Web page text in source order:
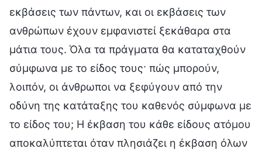
εκβάσεις των πάντων, και οι εκβάσεις των
ανθρώπων έχουν εμφανιστεί ξεκάθαρα στα
μάτια τους. Όλα τα πράγματα θα καταταχθούν
σύμφωνα με το είδος τους· πώς μπορούν,
λοιπόν, οι άνθρωποι να ξεφύγουν από την
οδύνη της κατάταξης του καθενός σύμφωνα με
το είδος του; Η έκβαση του κάθε είδους ατόμου
αποκαλύπτεται όταν πλησιάζει η έκβαση όλων